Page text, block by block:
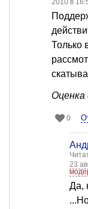
2010 в
Только
Оценка
0
23
Да,